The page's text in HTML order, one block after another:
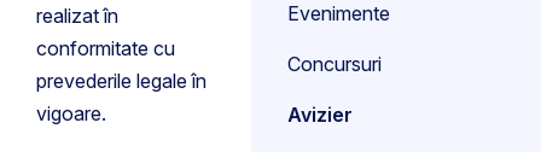
realizat în
conformitate cu
prevederile legale în
vigoare.
Evenimente
Concursuri
Avizier